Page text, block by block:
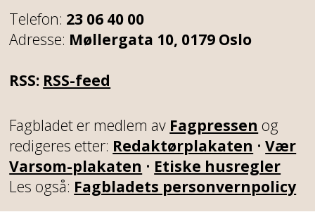
Telefon: 23 06 40 00
Adresse: Møllergata 10, 0179 Oslo
RSS: RSS-feed
Fagbladet er medlem av Fagpressen og
redigeres etter: Redaktørplakaten • Vær
Varsom-plakaten • Etiske husregler
Les også: Fagbladets personvernpolicy